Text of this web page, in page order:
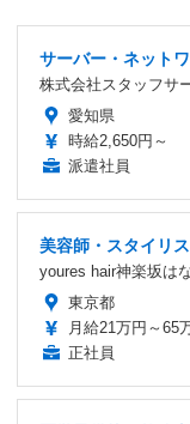
サーバー・ネット
株式会社スタッフサ
愛知県
時給2,650円～
派遣社員
美容師・スタイリ
youres hair神楽坂は
東京都
月給21万円～65
正社員